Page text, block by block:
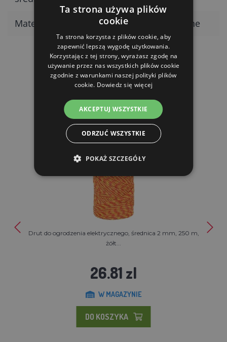
Materiał tworzywo sztuczne
PRODUKTY POWIĄZANE
Drut do ogrodzenia elektrycznego, średnica 2 mm, 250 m,
żółt...
26.81 zl
W MAGAZYNIE
DO KOSZYKA
Ta strona używa plików
cookie
Ta strona korzysta z plików cookie, aby
zapewnić lepszą wygodę użytkowania.
Korzystając z tej strony, wyrażasz zgodę na
używanie przez nas wszystkich plików cookie
zgodnie z warunkami naszej polityki plików
cookie. Dowiedz się więcej
AKCEPTUJ WSZYSTKIE
ODRZUĆ WSZYSTKIE
POKAŻ SZCZEGÓŁY